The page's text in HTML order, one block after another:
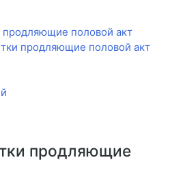
продляющие половой акт
продляющие половой акт
продляющие